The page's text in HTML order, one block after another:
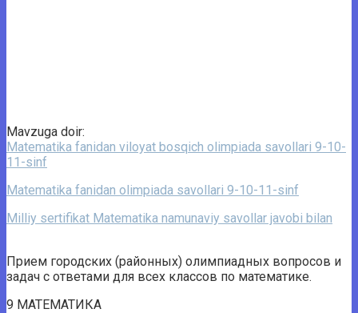
Mavzuga doir:
Matematika fanidan viloyat bosqich olimpiada savollari 9-10-
11-sinf
Matematika fanidan olimpiada savollari 9-10-11-sinf
Milliy sertifikat Matematika namunaviy savollar javobi bilan
Прием городских (районных) олимпиадных вопросов и
задач с ответами для всех классов по математике.
9 МАТЕМАТИКА